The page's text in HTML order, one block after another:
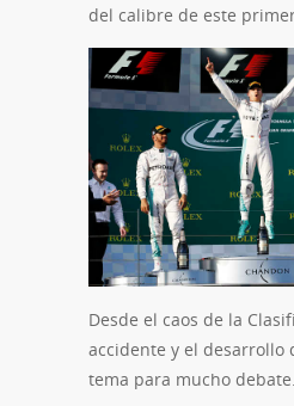
del calibre de este
Desde el caos de la
accidente y el desarrollo
tema para mucho debate.